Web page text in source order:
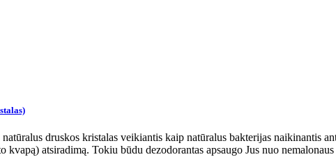
druskos kristalas veikiantis kaip natūralus bakterijas naikinantis
atsiradimą. Tokiu būdu dezodorantas apsaugo Jus nuo